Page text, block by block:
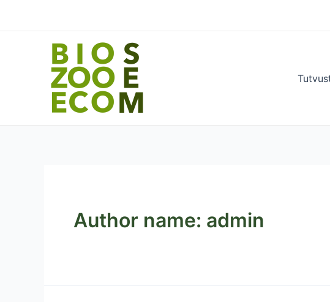
Author name: admin